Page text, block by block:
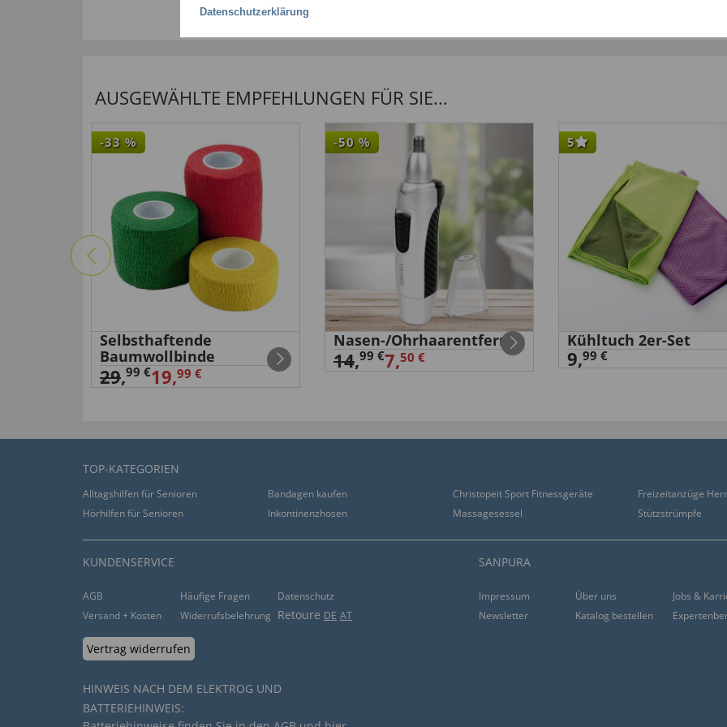
AUSGEWÄHLTE EMPFEHLUNGEN FÜR SIE...
-33 %
Selbsthaftende
Baumwollbinde
29,99 €19,99 €
-50 %
Nasen-/Ohrhaarentferner
14,99 €7,50 €
5
Kühltuch 2er-Set
9,99 €
TOP-KATEGORIEN
Alltagshilfen für Senioren Bandagen kaufen Christopeit Sport Fitnessgeräte Freizeitanzüge
Hörhilfen für Senioren
Inkontinenzhosen Massagesessel Stützstrümpfe
KUNDENSERVICE
AGB Häufige Fragen
Datenschutz
Versand + Kosten
Widerrufsbelehrung Retoure DE AT
Vertrag widerrufen
HINWEIS NACH DEM ELEKTROG UND
BATTERIEHINWEIS:
SANPURA
Impressum Über uns
Jobs &
Newsletter
Katalog bestellen
Datenschutzerklärung